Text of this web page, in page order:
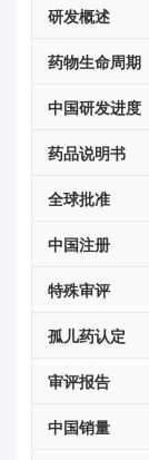
研发概述
药物生命周期
中国研发进度
药品说明书
全球批准
中国注册
特殊审评
孤儿药认定
审评报告
中国销量